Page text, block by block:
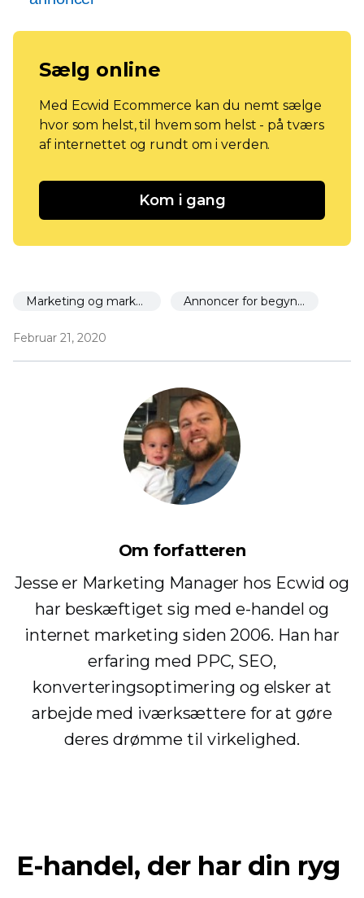
Sælg online
Med Ecwid Ecommerce kan du nemt sælge
hvor som helst, til hvem som helst - på tværs
af internettet og rundt om i verden.
Kom i gang
Marketing og markedsføring Annoncer for begyndere
Februar 21, 2020
Om forfatteren
Jesse er Marketing Manager hos Ecwid og
har beskæftiget sig med e-handel og
internet marketing siden 2006. Han har
erfaring med PPC, SEO,
konverteringsoptimering og elsker at
arbejde med iværksættere for at gøre
deres drømme til virkelighed.
E-handel, der har din ryg